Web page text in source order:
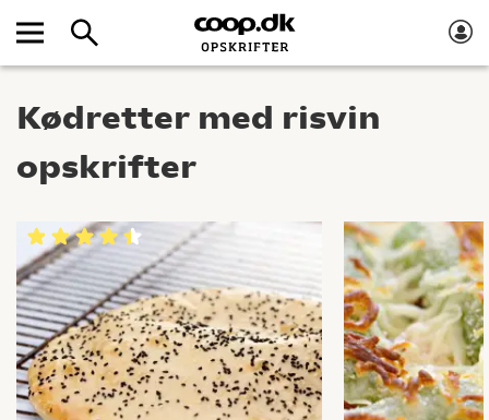
Kødretter med risvin
opskrifter